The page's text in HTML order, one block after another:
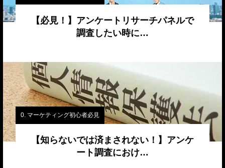
【必見！】アンケートリサーチパネルで
調査したい時に…
0. マーケティング初心者必見
【知らないでは済まされない！】アンケ
ート調査におけ…